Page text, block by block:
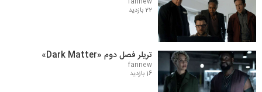
22 بازدید
تریلر فصل دوم «Dark Matter»
fannew
16 بازدید